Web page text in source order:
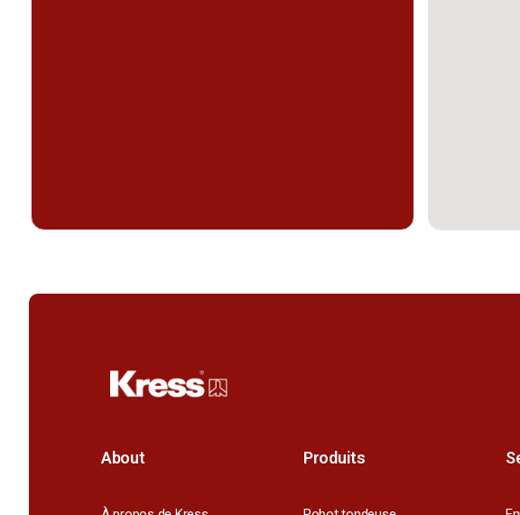
About Produits